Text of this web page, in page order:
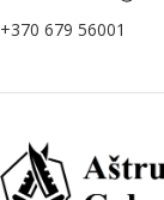
+370 679 56001